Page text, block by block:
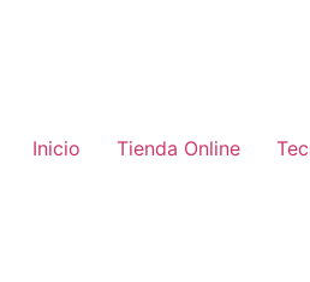
Inicio Tienda Online